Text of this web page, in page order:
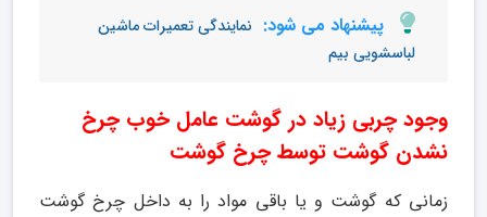
پیشنهاد می شود: نمایندگی تعمیرات ماشین
لباسشویی بیم
وجود چربی زیاد در گوشت عامل خوب چرخ
نشدن گوشت توسط چرخ گوشت
زمانی که گوشت و یا باقی مواد را به داخل چرخ گوشت